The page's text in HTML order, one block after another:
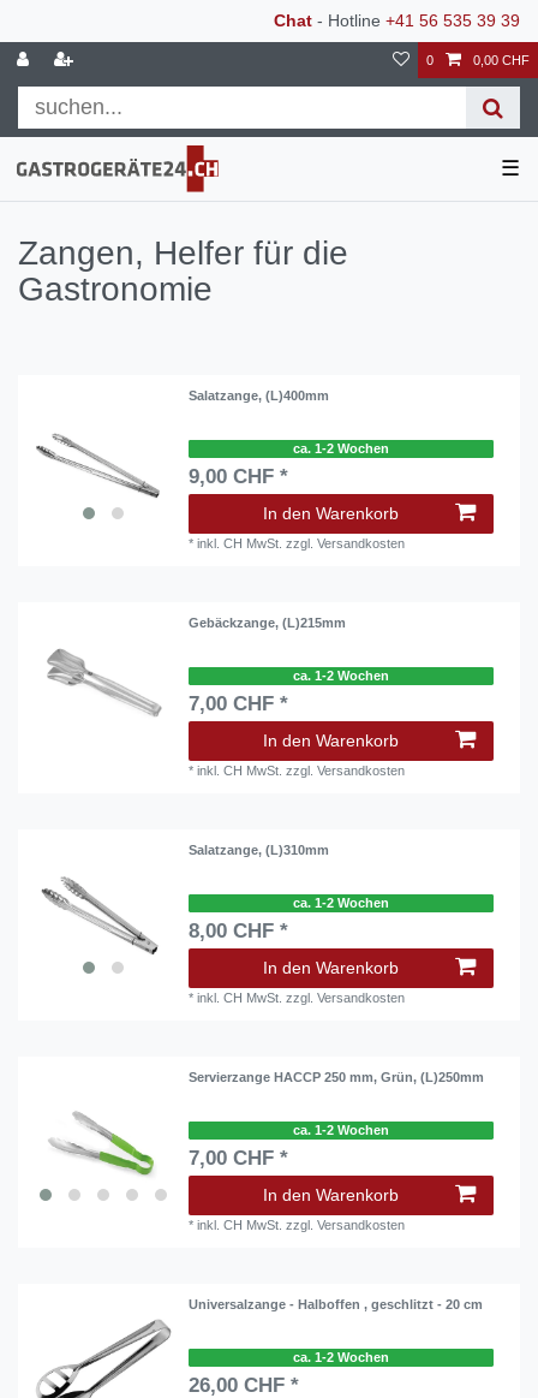
Chat - Hotline +41 56 535 39 39
0 0,00 CHF
☰
Zangen, Helfer für die
Gastronomie
Salatzange, (L)400mm
ca. 1-2 Wochen
9,00 CHF *
In den Warenkorb
*inkl. CH MwSt. zzgl.Versandkosten
Gebäckzange, (L)215mm
ca. 1-2 Wochen
7,00 CHF *
In den Warenkorb
*inkl. CH MwSt. zzgl.Versandkosten
Salatzange, (L)310mm
ca. 1-2 Wochen
8,00 CHF *
In den Warenkorb
*inkl. CH MwSt. zzgl.Versandkosten
Servierzange HACCP 250 mm, Grün, (L)250mm
ca. 1-2 Wochen
7,00 CHF *
In den Warenkorb
*inkl. CH MwSt. zzgl.Versandkosten
Universalzange - Halboffen , geschlitzt - 20 cm
ca. 1-2 Wochen
26,00 CHF *